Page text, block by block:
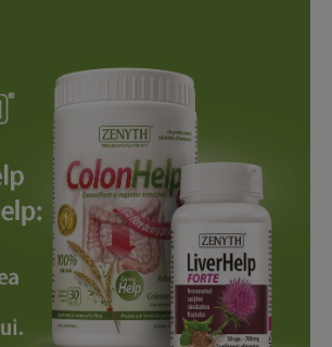
News Week
Magazine PRO